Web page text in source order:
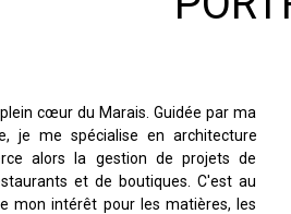
cœur du Marais. Guidée par ma
je me spécialise en architecture
alors la gestion de projets de
et de boutiques. C'est au
mon intérêt pour les matières, les